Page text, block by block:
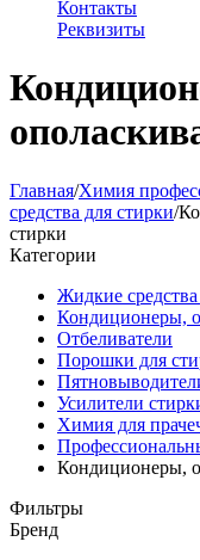
Контакты
Реквизиты
Главная/Химия
средства для стирки/
стирки
Категории
Жидкие
Кондиционеры,
Отбеливатели
Порошки для
Усилители
Химия для
Кондиционеры,
Фильтры
Бренд